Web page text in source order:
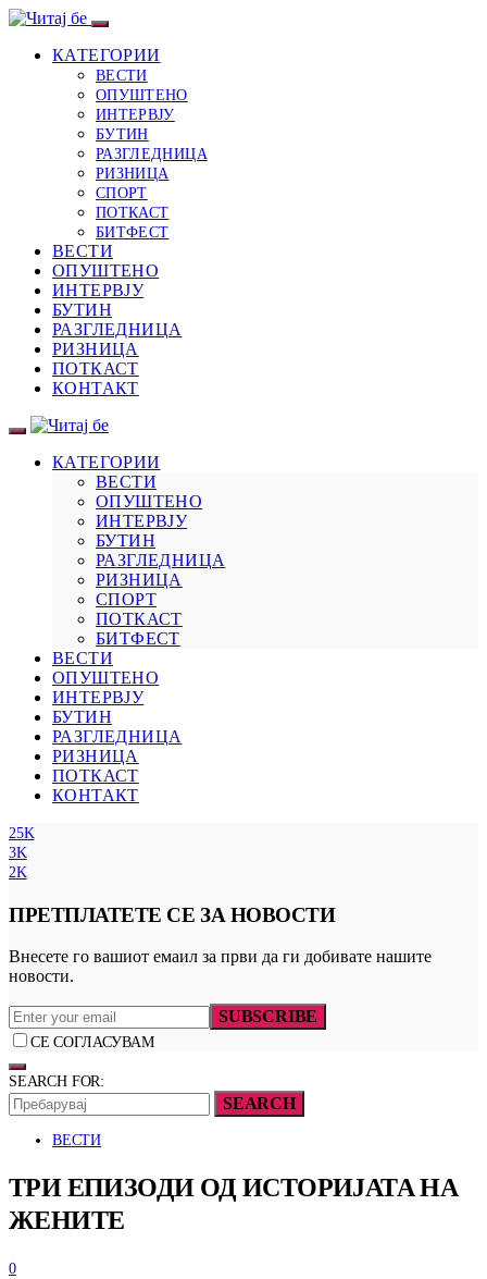
КАТЕГОРИИ
ВЕСТИ
ОПУШТЕНО
ИНТЕРВЈУ
БУТИН
РАЗГЛЕДНИЦА
РИЗНИЦА
СПОРТ
ПОТКАСТ
БИТФЕСТ
ВЕСТИ
ОПУШТЕНО
ИНТЕРВЈУ
БУТИН
РАЗГЛЕДНИЦА
РИЗНИЦА
ПОТКАСТ
КОНТАКТ
КАТЕГОРИИ
ВЕСТИ
ОПУШТЕНО
ИНТЕРВЈУ
БУТИН
РАЗГЛЕДНИЦА
РИЗНИЦА
СПОРТ
ПОТКАСТ
БИТФЕСТ
ВЕСТИ
ОПУШТЕНО
ИНТЕРВЈУ
БУТИН
РАЗГЛЕДНИЦА
РИЗНИЦА
ПОТКАСТ
КОНТАКТ
25K
3K
2K
ПРЕТПЛАТЕТЕ СЕ ЗА НОВОСТИ
Внесете го вашиот емаил за први да ги добивате нашите
новости.
SUBSCRIBE
СЕ СОГЛАСУВАМ
SEARCH FOR:
SEARCH
ВЕСТИ
ТРИ ЕПИЗОДИ ОД ИСТОРИЈАТА НА
ЖЕНИТЕ
0